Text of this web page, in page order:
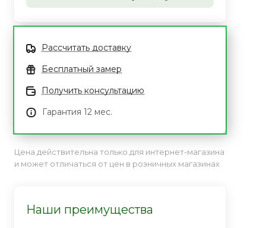
Рассчитать доставку
Бесплатный замер
Получить консультацию
Гарантия 12 мес.
Цена действительна только для интернет-магазина
и может отличаться от цен в розничных магазинах
Наши преимущества